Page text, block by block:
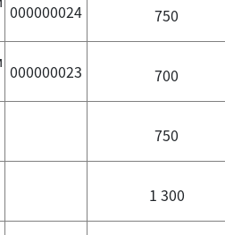
000000024 750
000000023 700
750
1 300